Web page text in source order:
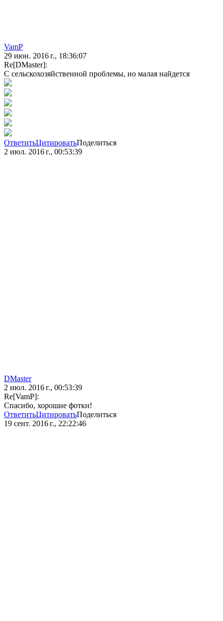
VamP
29 июн. 2016 г., 18:36:07
Re[DMaster]:
С сельскохозяйственной проблемы, но малая найдется
ОтветитьЦитироватьПоделиться
2 июл. 2016 г., 00:53:39
DMaster
2 июл. 2016 г., 00:53:39
Re[VamP]:
Спасибо, хорошие фотки!
ОтветитьЦитироватьПоделиться
19 сент. 2016 г., 22:22:46